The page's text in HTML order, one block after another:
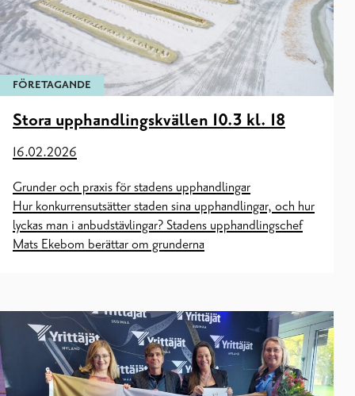
FÖRETAGANDE
Stora upphandlingskvällen 10.3 kl. 18
16.02.2026
Grunder och praxis för stadens upphandlingar
Hur konkurrensutsätter staden sina upphandlingar, och hur
lyckas man i anbudstävlingar? Stadens upphandlingschef
Mats Ekebom berättar om grunderna